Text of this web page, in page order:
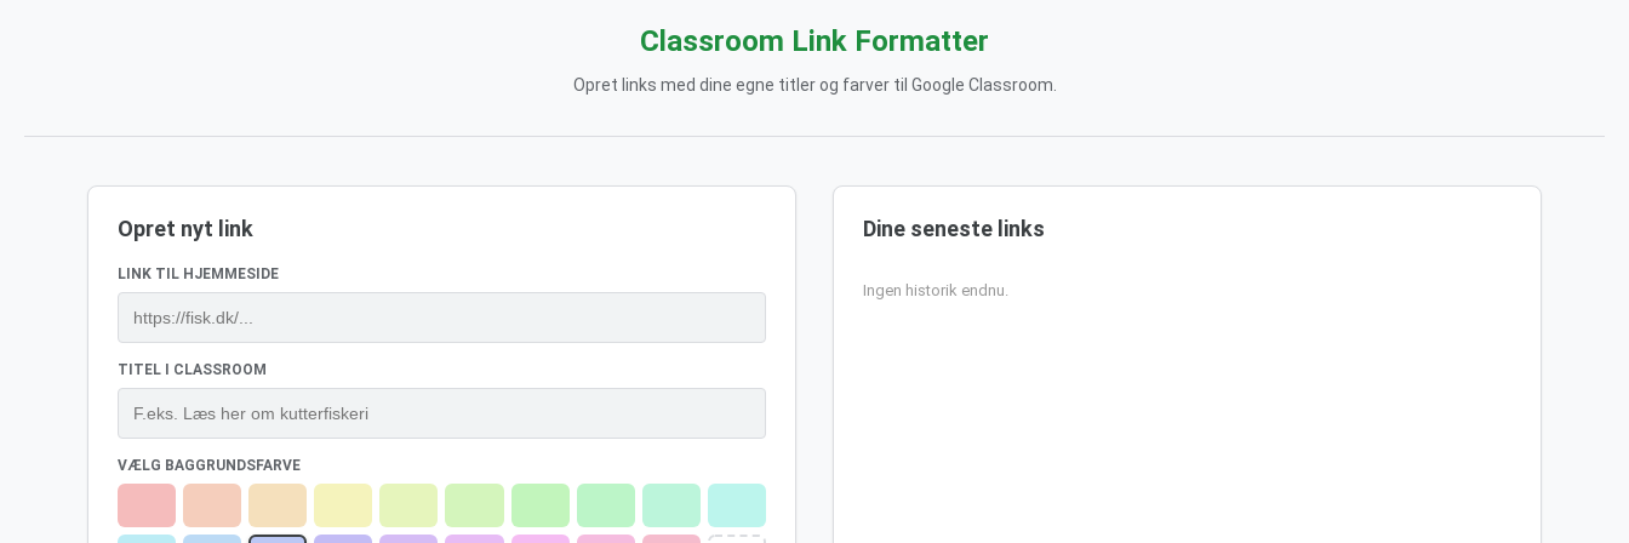
Classroom Link Formatter
Opret links med dine egne titler og farver til Google Classroom.
Opret nyt link
LINK TIL HJEMMESIDE
TITEL I CLASSROOM
VÆLG BAGGRUNDSFARVE
Dine seneste links
Ingen historik endnu.